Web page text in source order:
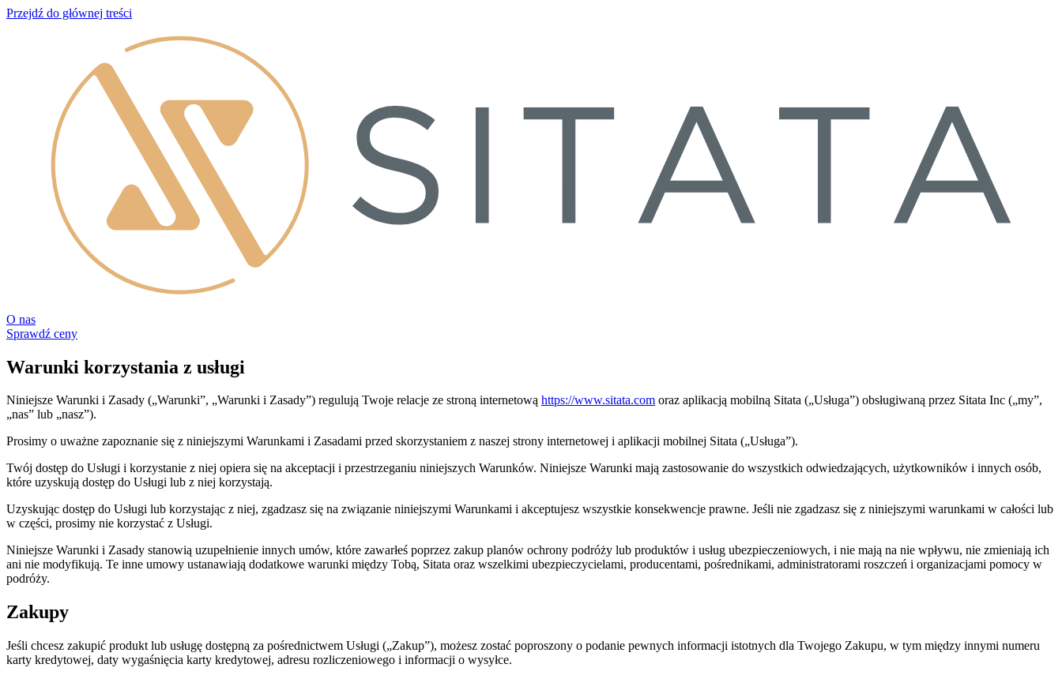
Przejdź do głównej treści
O nas
Sprawdź ceny
Warunki korzystania z usługi
Niniejsze Warunki i Zasady („Warunki”, „Warunki i Zasady”) regulują Twoje relacje ze stroną internetową https://www.sitata.com oraz aplikacją mobilną Sitata („Usługa”) obsługiwaną przez Sitata Inc („my”,
„nas” lub „nasz”).
Prosimy o uważne zapoznanie się z niniejszymi Warunkami i Zasadami przed skorzystaniem z naszej strony internetowej i aplikacji mobilnej Sitata („Usługa”).
Twój dostęp do Usługi i korzystanie z niej opiera się na akceptacji i przestrzeganiu niniejszych Warunków. Niniejsze Warunki mają zastosowanie do wszystkich odwiedzających, użytkowników i innych osób,
które uzyskują dostęp do Usługi lub z niej korzystają.
Uzyskując dostęp do Usługi lub korzystając z niej, zgadzasz się na związanie niniejszymi Warunkami i akceptujesz wszystkie konsekwencje prawne. Jeśli nie zgadzasz się z niniejszymi warunkami w całości lub
w części, prosimy nie korzystać z Usługi.
Niniejsze Warunki i Zasady stanowią uzupełnienie innych umów, które zawarłeś poprzez zakup planów ochrony podróży lub produktów i usług ubezpieczeniowych, i nie mają na nie wpływu, nie zmieniają ich
ani nie modyfikują. Te inne umowy ustanawiają dodatkowe warunki między Tobą, Sitata oraz wszelkimi ubezpieczycielami, producentami, pośrednikami, administratorami roszczeń i organizacjami pomocy w
podróży.
Zakupy
Jeśli chcesz zakupić produkt lub usługę dostępną za pośrednictwem Usługi („Zakup”), możesz zostać poproszony o podanie pewnych informacji istotnych dla Twojego Zakupu, w tym między innymi numeru
karty kredytowej, daty wygaśnięcia karty kredytowej, adresu rozliczeniowego i informacji o wysyłce.